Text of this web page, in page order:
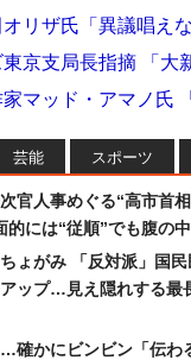
リザ氏「異議唱え
京支局長指摘 「大
マッド・アマノ氏
芸能 スポーツ
官人事めぐる“高市首
には“従順”でも腹の中
ょがみ 「反対派」国民
ップ…見え隠れする最
確かにビンビン「伝わ